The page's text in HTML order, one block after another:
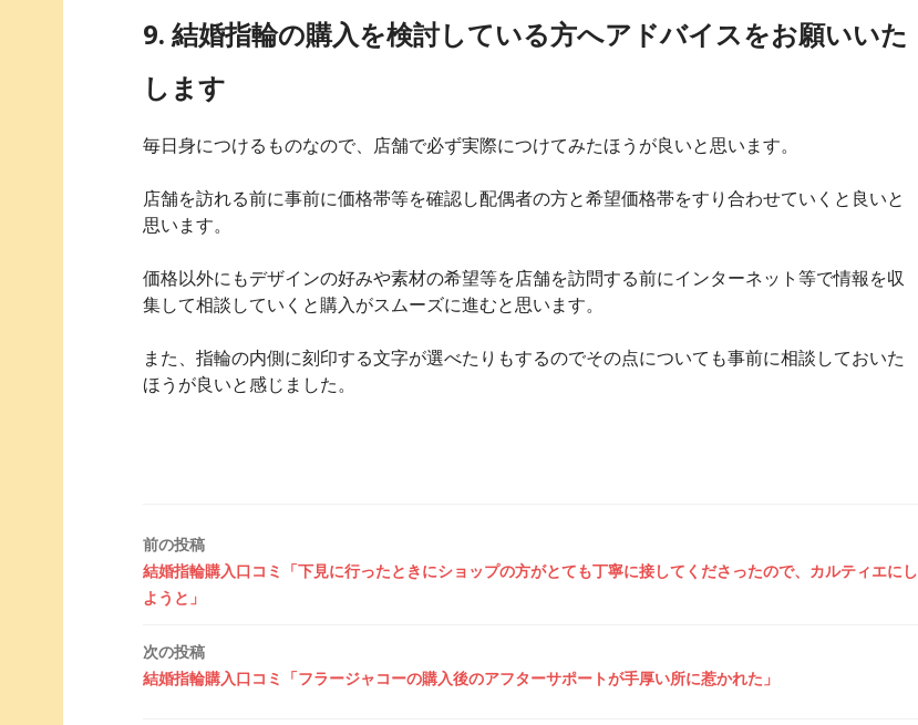
9. 結婚指輪の購入を検討している方へアドバイスをお願いいた
します
毎日身につけるものなので、店舗で必ず実際につけてみたほうが良いと思います。
店舗を訪れる前に事前に価格帯等を確認し配偶者の方と希望価格帯をすり合わせていくと良いと
思います。
価格以外にもデザインの好みや素材の希望等を店舗を訪問する前にインターネット等で情報を収
集して相談していくと購入がスムーズに進むと思います。
また、指輪の内側に刻印する文字が選べたりもするのでその点についても事前に相談しておいた
ほうが良いと感じました。
投
稿
ナ
ビ
前の投稿
結婚指輪購入口コミ「下見に行ったときにショップの方がとても丁寧に接してくださったので、カルティエにし
ようと」
次の投稿
結婚指輪購入口コミ「フラージャコーの購入後のアフターサポートが手厚い所に惹かれた」